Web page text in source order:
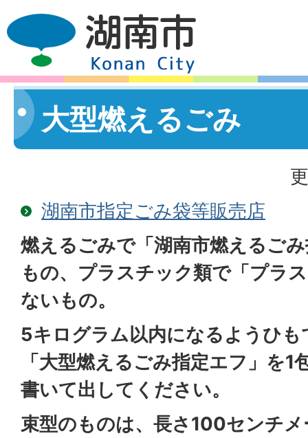
大型燃えるごみ
湖南市指定ごみ袋等販売店
燃えるごみで「湖南市燃えるご
もの、プラスチック類で「プラ
ないもの。
5キログラム以内になるようひ
「大型燃えるごみ指定エフ」を1
書いて出してください。
束型のものは、長さ100センチ